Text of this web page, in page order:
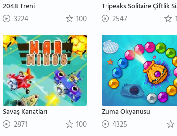
2048 Treni
3224 100 2547
Savaş Kanatları
2871 100
Zuma Okyanusu
4325